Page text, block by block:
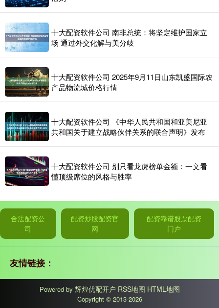
十大配资软件公司 南非总统：将坚定维护国家立
场 通过外交化解与美分歧
十大配资软件公司 2025年9月11日山东凯盛国际农
产品物流城价格行情
十大配资软件公司 《中华人民共和国和亚美尼亚
共和国关于建立战略伙伴关系的联合声明》发布
十大配资软件公司 别只看龙虎榜单金额：一文看
懂顶级席位的风格与胜率
合法配资公
司
配资炒股配资官
网
配资靠谱股票配资
门户
友情链接：
Powered by 辉煌优配开户 RSS地图 HTML地图
Copyright © 2013-2026